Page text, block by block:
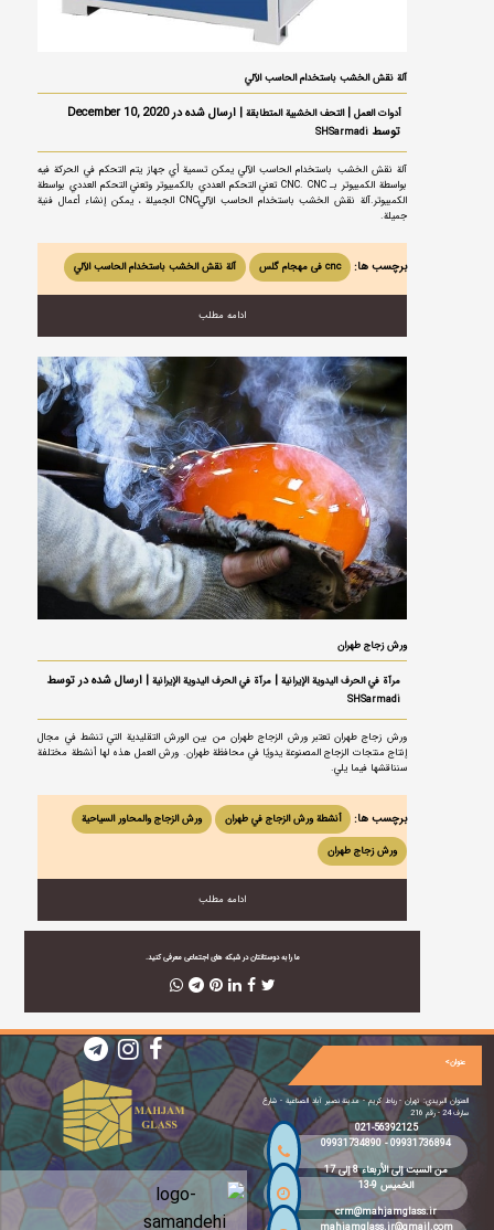
آلة نقش الخشب باستخدام الحاسب الآلي
أدوات العمل |التحف الخشبية المتطابقة
| ارسال شده در December 10, 2020
توسطSHSarmadi
آلة نقش الخشب باستخدام الحاسب الآلي يمكن تسمية أي جهاز يتم التحكم في الحركة فيه
بواسطة الكمبيوتر بـ CNC. CNC تعني التحكم العددي بالكمبيوتر وتعني التحكم العددي بواسطة
الكمبيوتر.آلة نقش الخشب باستخدام الحاسب الآليCNC الجميلة ، يمكن إنشاء أعمال فنية
جميلة.
برچسب ها: cnc فی مهجام گلس آلة نقش الخشب باستخدام الحاسب الآلي
ادامه مطلب
ورش زجاج طهران
مرآة في الحرف اليدوية الإيرانية |مرآة في الحرف اليدوية الإيرانية | ارسال شده در توسط
SHSarmadi
ورش زجاج طهران تعتبر ورش الزجاج طهران من بين الورش التقليدية التي تنشط في مجال
إنتاج منتجات الزجاج المصنوعة يدويًا في محافظة طهران. ورش العمل هذه لها أنشطة مختلفة
سنناقشها فيما يلي.
برچسب ها: أنشطة ورش الزجاج في طهران ورش الزجاج والمحاور السياحية
ورش زجاج طهران
ادامه مطلب
ما را به دوستانتان در شبکه های اجتماعی معرفی کنید.
عنوان>
العنوان البريدي: تهران - رباط كريم - مدينة نصیر آباد الصناعية - شارع
سارف 24 - رقم 216
021-56392125
09931736894
-
09931734890
من السبت إلى الأربعاء 8 إلى 17
الخميس 9-13
crm@mahjamglass.ir